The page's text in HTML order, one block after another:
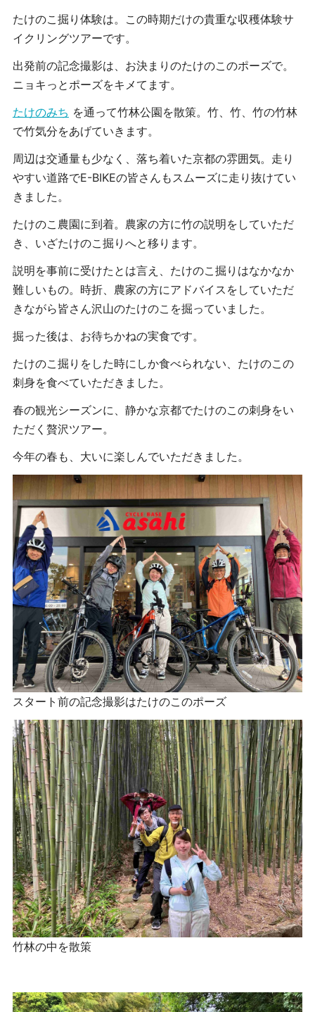
たけのこ掘り体験は。この時期だけの貴重な収穫体験サ
イクリングツアーです。
出発前の記念撮影は、お決まりのたけのこのポーズで。
ニョキっとポーズをキメてます。
たけのみち を通って竹林公園を散策。竹、竹、竹の竹林
で竹気分をあげていきます。
周辺は交通量も少なく、落ち着いた京都の雰囲気。走り
やすい道路でE-BIKEの皆さんもスムーズに走り抜けてい
きました。
たけのこ農園に到着。農家の方に竹の説明をしていただ
き、いざたけのこ掘りへと移ります。
説明を事前に受けたとは言え、たけのこ掘りはなかなか
難しいもの。時折、農家の方にアドバイスをしていただ
きながら皆さん沢山のたけのこを掘っていました。
掘った後は、お待ちかねの実食です。
たけのこ掘りをした時にしか食べられない、たけのこの
刺身を食べていただきました。
春の観光シーズンに、静かな京都でたけのこの刺身をい
ただく贅沢ツアー。
今年の春も、大いに楽しんでいただきました。
スタート前の記念撮影はたけのこのポーズ
竹林の中を散策